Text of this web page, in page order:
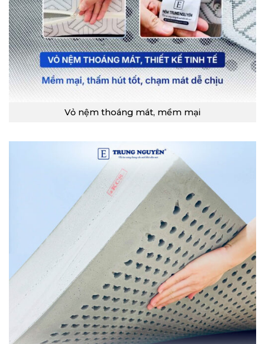
Vỏ nệm thoáng mát, mềm mại